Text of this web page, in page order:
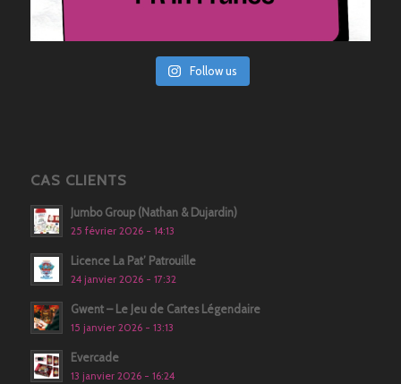
Follow us
CAS CLIENTS
Jumbo Group (Nathan & Dujardin)
25 février 2026 - 14:13
Licence La Pat’ Patrouille
24 janvier 2026 - 17:32
Gwent – Le Jeu de Cartes Légendaire
15 janvier 2026 - 13:13
Evercade
13 janvier 2026 - 16:24